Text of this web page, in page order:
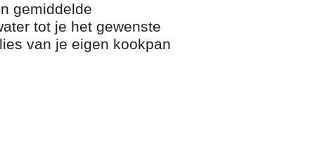
gemiddelde
tot je het gewenste
van je eigen kookpan